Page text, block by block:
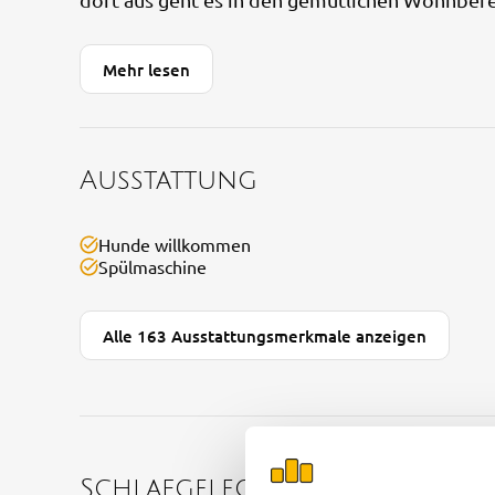
Mehr lesen
Ausstattung
Hunde willkommen
Spülmaschine
Alle 163 Ausstattungsmerkmale anzeigen
Schlafgelegenheiten